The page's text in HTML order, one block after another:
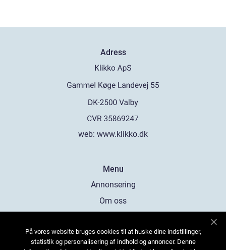
Adress
web: www.klikko.dk
Menu
Annonsering
Om oss
Kontakta oss
På vores website bruges cookies til at huske dine indstillinger,
statistik og personalisering af indhold og annoncer. Denne